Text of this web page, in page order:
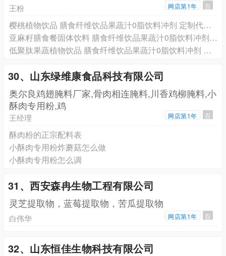
王粉 网店第1年 百
樱桃植物饮品 膳食纤维饮品果蔬汁0脂饮料冲剂 定制代加工
亚麻籽膳食餐固体饮料 膳食纤维饮品果蔬汁0脂饮料冲剂 定制代加
低聚肽果蔬植物饮品 膳食纤维饮品果蔬汁0脂饮料冲剂 定制代加
30、山东绿维康食品科技有限公司
奥尔良鸡翅腌料厂家,骨肉相连腌料,川香鸡柳腌料,小
酥肉专用粉,鸡
王经理 网店第1年 百
酥肉粉的正宗配料表
小酥肉专用粉炸蘑菇怎么做
小酥肉专用粉怎么调
31、西安森冉生物工程有限公司
灵芝提取物，蓝莓提取物，苦瓜提取物
白伟华 网店第1年 百
32、山东恒佳生物科技有限公司